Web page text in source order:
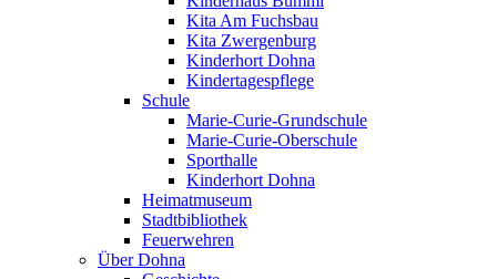
Kita Am Fuchsbau
Kita Zwergenburg
Kinderhort Dohna
Kindertagespflege
Schule
Marie-Curie-Grundschule
Marie-Curie-Oberschule
Sporthalle
Kinderhort Dohna
Heimatmuseum
Stadtbibliothek
Feuerwehren
Über Dohna